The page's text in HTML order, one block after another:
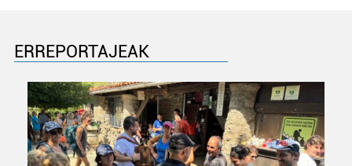
ERREPORTAJEAK